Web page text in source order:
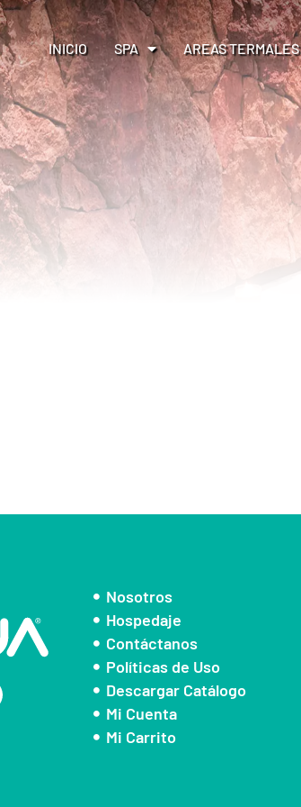
INICIO SPA AREAS TERMALES
Nosotros
Hospedaje
Contáctanos
Políticas de Uso
Descargar Catálogo
Mi Cuenta
Mi Carrito